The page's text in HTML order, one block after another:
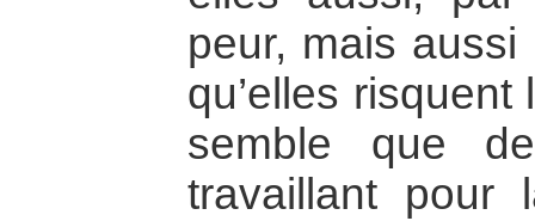
peur, mais aussi
qu’elles
semble que
travaillant pour